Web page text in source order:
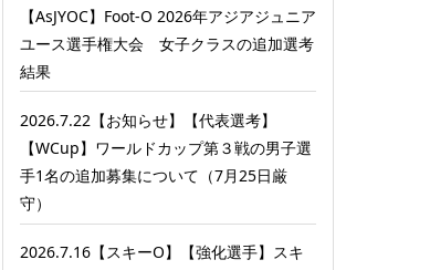
【AsJYOC】Foot-O 2026年アジアジュニア
ユース選手権大会 女子クラスの追加選考
結果
2026.7.22【お知らせ】【代表選考】
【WCup】ワールドカップ第３戦の男子選
手1名の追加募集について（7月25日厳
守）
2026.7.16【スキーO】【強化選手】スキ